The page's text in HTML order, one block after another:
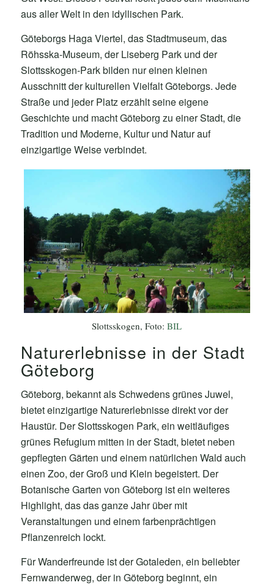
aus aller Welt in den idyllischen Park.
Göteborgs Haga Viertel, das Stadtmuseum, das
Röhsska-Museum, der Liseberg Park und der
Slottsskogen-Park bilden nur einen kleinen
Ausschnitt der kulturellen Vielfalt Göteborgs. Jede
Straße und jeder Platz erzählt seine eigene
Geschichte und macht Göteborg zu einer Stadt, die
Tradition und Moderne, Kultur und Natur auf
einzigartige Weise verbindet.
Slottsskogen, Foto:BIL
Naturerlebnisse in der Stadt
Göteborg
Göteborg, bekannt als Schwedens grünes Juwel,
bietet einzigartige Naturerlebnisse direkt vor der
Haustür. Der Slottsskogen Park, ein weitläufiges
grünes Refugium mitten in der Stadt, bietet neben
gepflegten Gärten und einem natürlichen Wald auch
einen Zoo, der Groß und Klein begeistert. Der
Botanische Garten von Göteborg ist ein weiteres
Highlight, das das ganze Jahr über mit
Veranstaltungen und einem farbenprächtigen
Pflanzenreich lockt.
Für Wanderfreunde ist der Gotaleden, ein beliebter
Fernwanderweg, der in Göteborg beginnt, ein